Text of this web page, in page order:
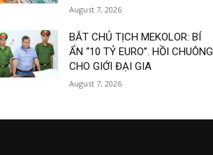
August 7, 2026
BẮT CHỦ TỊCH MEKOLOR: BÍ
ẨN “10 TỶ EURO”. HỒI CHUÔNG
CHO GIỚI ĐẠI GIA
August 7, 2026